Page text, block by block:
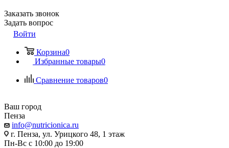
Заказать звонок
Задать вопрос
Войти
Корзина0
Избранные товары0
Сравнение товаров0
Ваш город
Пенза
info@nutricionica.ru
г. Пенза, ул. Урицкого 48, 1 этаж
Пн-Вс с 10:00 до 19:00